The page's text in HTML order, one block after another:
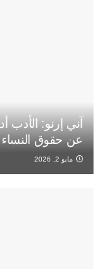
آني إرنو: الأدب
عن حقوق النساء
مايو 2, 2026